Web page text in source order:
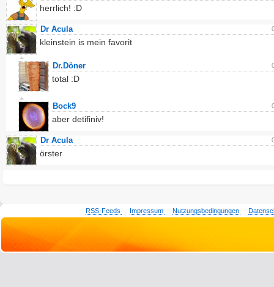
herrlich! :D
Dr Acula
kleinstein is mein favorit
Dr.Döner
total :D
Bock9
aber detifiniv!
Dr Acula
örster
RSS-Feeds Impressum Nutzungsbedingungen